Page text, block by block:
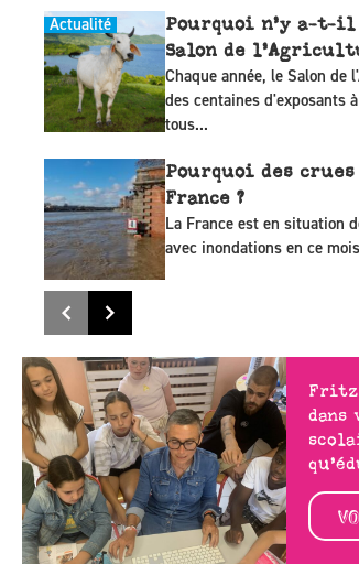
Actualité
Pourquoi n’y a-t-il
Salon de
Chaque année, le Salon
des centaines d'exposants
tous...
Pourquoi des
France ?
La France est en situation
avec inondations en ce
Fritz
dans